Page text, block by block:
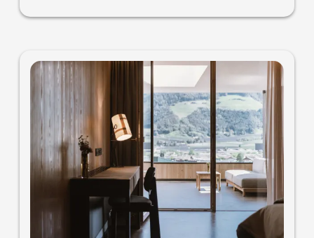
Beistelltischchen, ein Stuhl und ein Schaukelstuhl
Wissenswertes: Boxspringmatratze und Klimaanlage